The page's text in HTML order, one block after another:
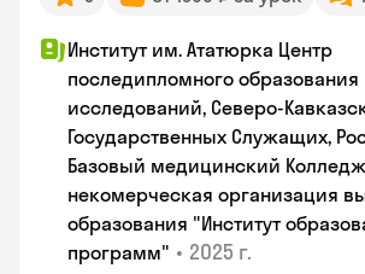
Институт им. Ататюрка Центр
последипломного образования
исследований, Северо-
Государственных Служащих,
Базовый медицинский
некомерческая организация
образования "Институт
программ" • 2025 г.